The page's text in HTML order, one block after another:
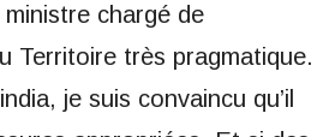
chargé de
Territoire très pragmatique.
je suis convaincu qu’il